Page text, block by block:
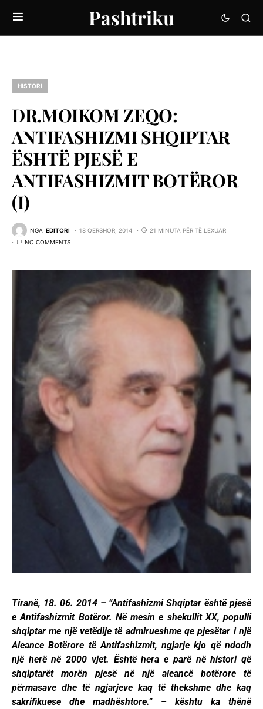
Pashtriku
HISTORI
DR.MOIKOM ZEQO:
ANTIFASHIZMI SHQIPTAR
ËSHTË PJESË E
ANTIFASHIZMIT BOTËROR
(I)
NGA EDITORI 18 QERSHOR, 2014
21 MINUTA PËR TË LEXUAR
NO COMMENTS
Tiranë, 18. 06. 2014 – “Antifashizmi Shqiptar është pjesë
e Antifashizmit Botëror. Në mesin e shekullit XX, populli
shqiptar me një vetëdije të admirueshme qe pjesëtar i një
Aleance Botërore të Antifashizmit, ngjarje kjo që ndodh
një herë në 2000 vjet. Është hera e parë në histori që
shqiptarët morën pjesë në një aleancë botërore të
përmasave dhe të ngjarjeve kaq të thekshme dhe kaq
sakrifikuese dhe madhështore.” – kështu ka thënë